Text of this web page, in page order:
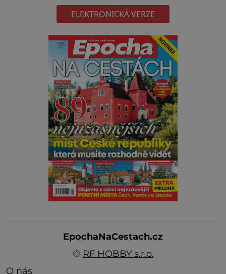
ELEKTRONICKÁ VERZE
EpochaNaCestach.cz
© RF HOBBY s.r.o.
O nás